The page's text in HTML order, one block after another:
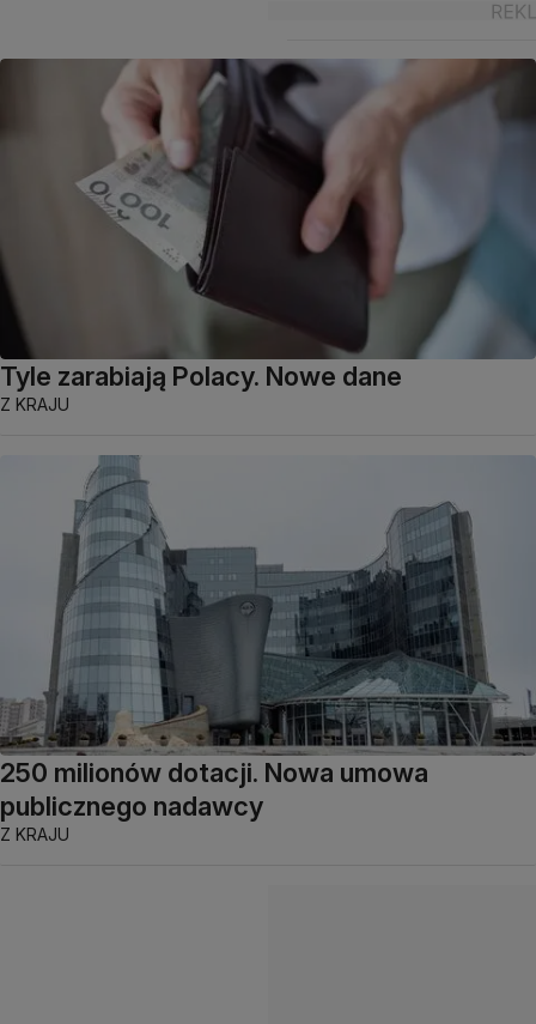
Tyle zarabiają Polacy. Nowe dane
Z KRAJU
250 milionów dotacji. Nowa umowa
publicznego nadawcy
Z KRAJU